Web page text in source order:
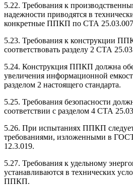
5.22. Требования к
надежности приводятся в
конкретные ППКП по СТА
5.23. Требования к конструкции
соответствовать разделу 2 СТА
5.24. Конструкция ППКП должна
увеличения информационной
разделом 2 настоящего стандарта.
5.25. Требования безопасности
соответствии с разделом 4 СТА
5.26. При испытаниях ППКП следует
требованиями, изложенными в
12.3.019.
5.27. Требования к удельному
устанавливаются в технических
ППКП.